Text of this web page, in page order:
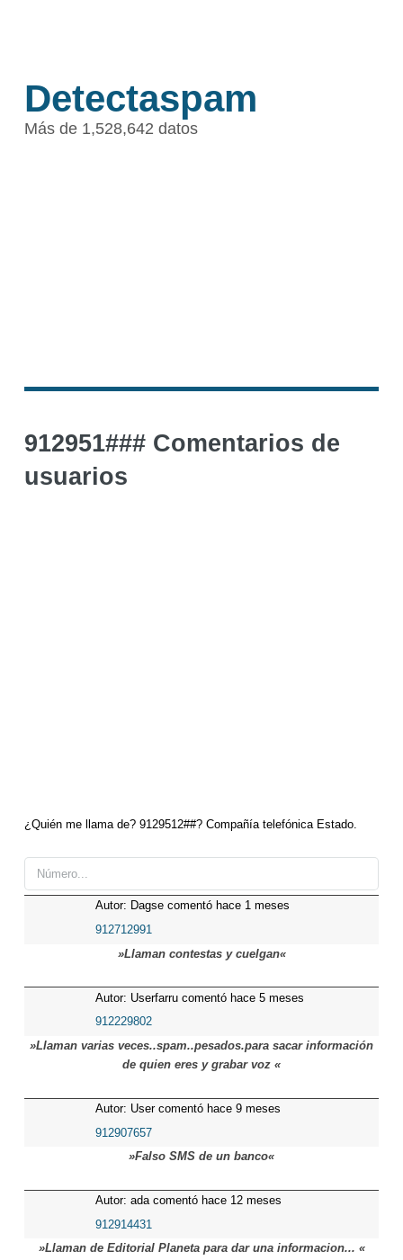
Detectaspam
Más de 1,528,642 datos
912951### Comentarios de
usuarios
¿Quién me llama de? 9129512##? Compañía telefónica Estado.
Autor: Dagse comentó hace 1 meses
912712991
»Llaman contestas y cuelgan«
Autor: Userfarru comentó hace 5 meses
912229802
»Llaman varias veces..spam..pesados.para sacar información
de quien eres y grabar voz «
Autor: User comentó hace 9 meses
912907657
»Falso SMS de un banco«
Autor: ada comentó hace 12 meses
912914431
»Llaman de Editorial Planeta para dar una informacion... «